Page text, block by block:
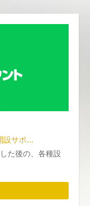
設サポ…
た後の、各種設